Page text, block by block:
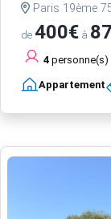
Paris 19ème
de400€ à
4 personne(s)
Appartement